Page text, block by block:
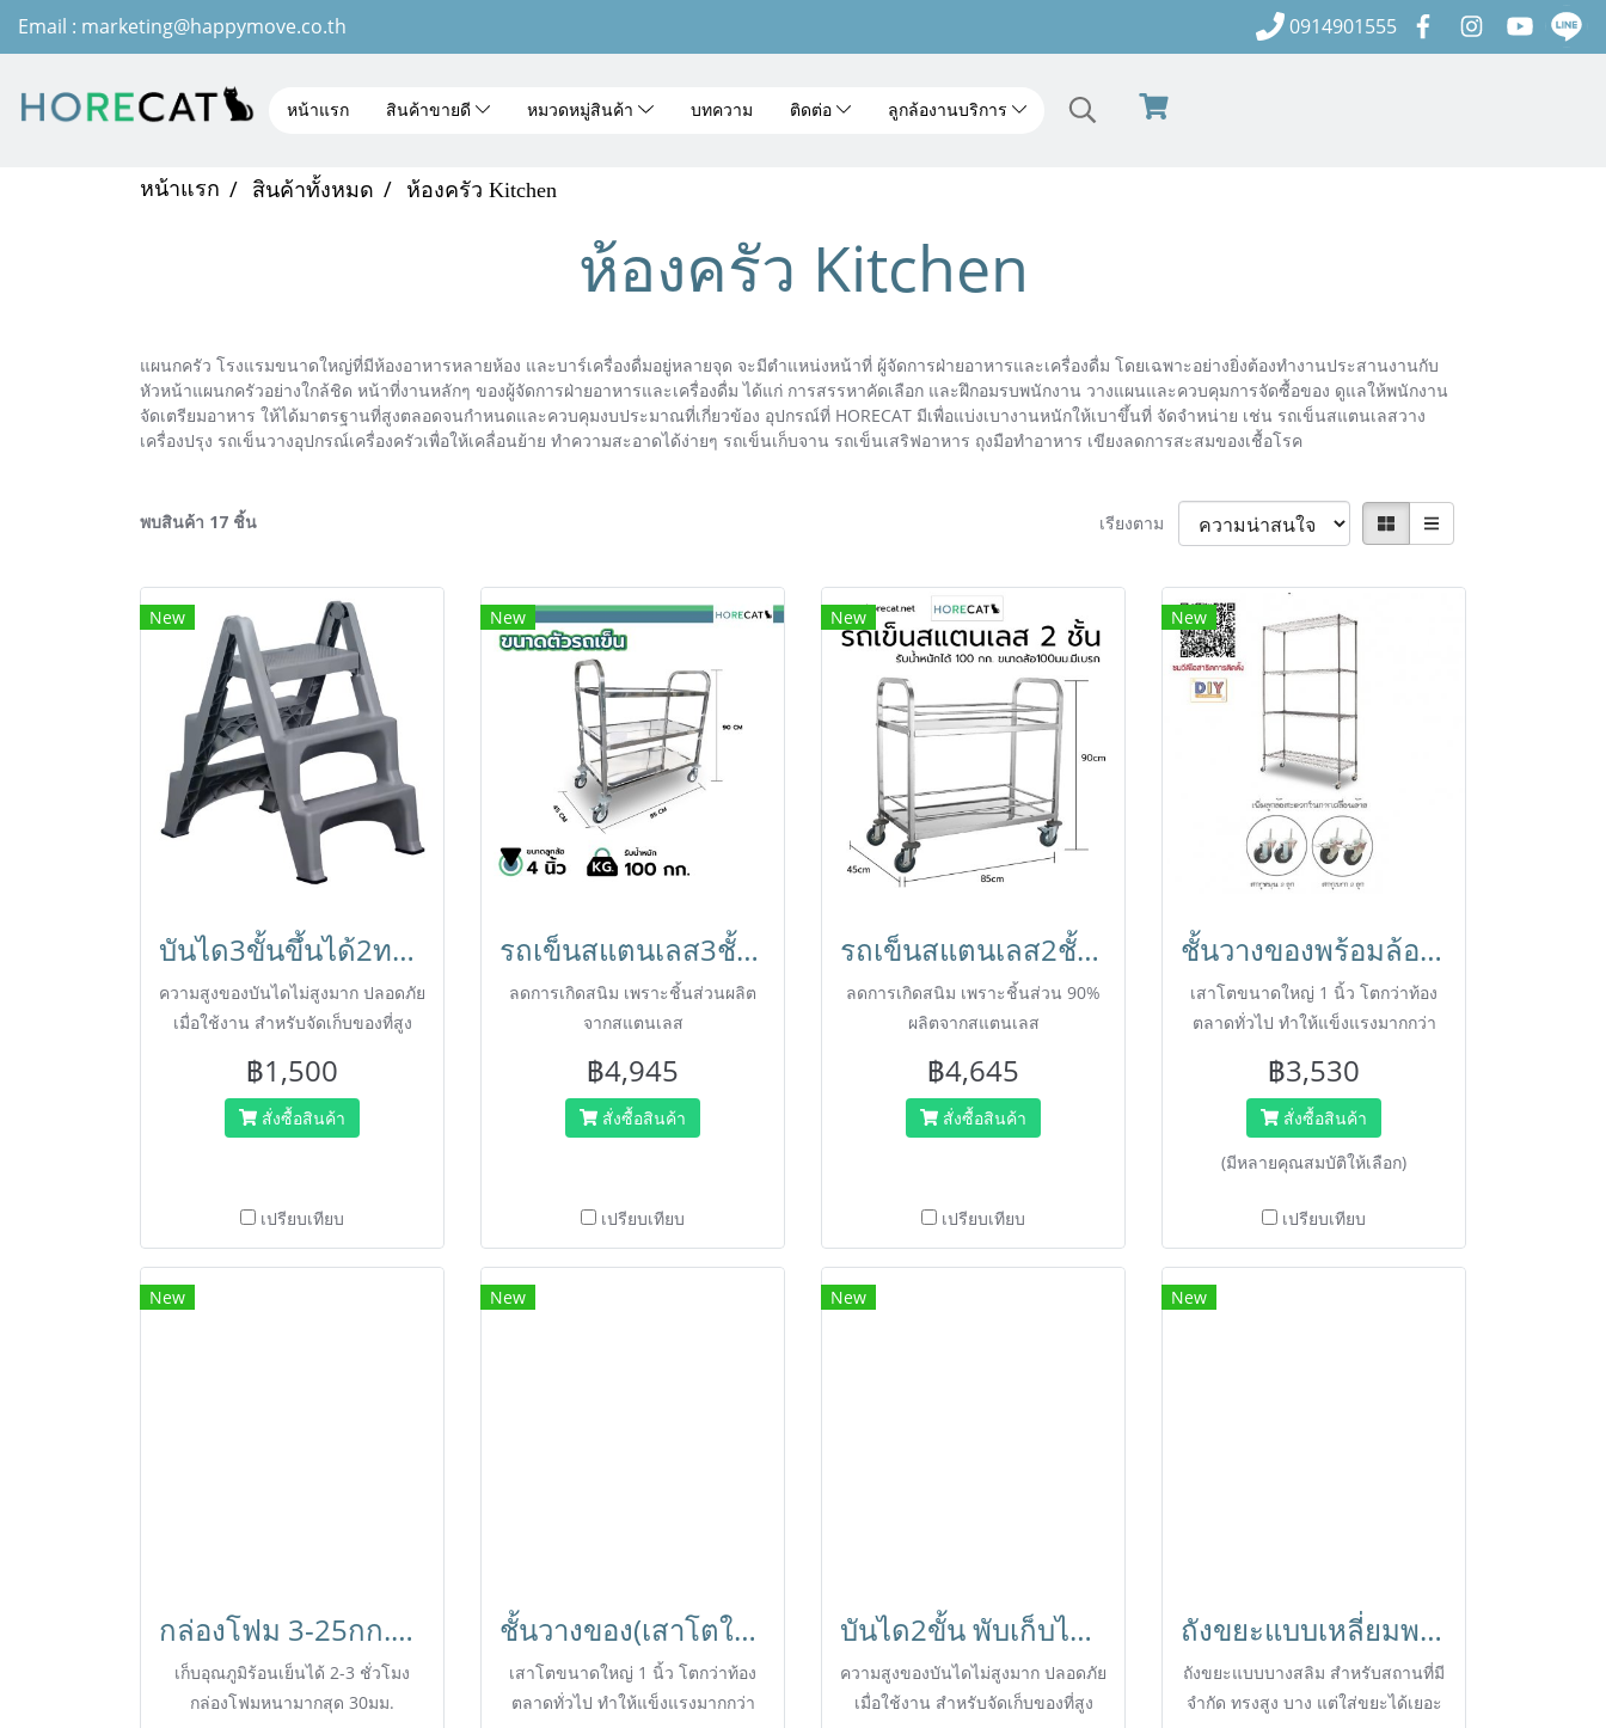
Email : marketing@happymove.co.th 0914901555
หน้าแรก สินค้าขายดี หมวดหมู่สินค้า บทความ ติดต่อ ลูกล้องานบริการ
หน้าแรก สินค้าทั้งหมด ห้องครัว Kitchen
ห้องครัว Kitchen
แผนกครัว โรงแรมขนาดใหญ่ที่มีห้องอาหารหลายห้อง และบาร์เครื่องดื่มอยู่หลายจุด จะมีตำแหน่งหน้าที่ ผู้จัดการฝ่ายอาหารและเครื่องดื่ม โดยเฉพาะอย่างยิ่งต้องทำงานประสานงานกับ
หัวหน้าแผนกครัวอย่างใกล้ชิด หน้าที่งานหลักๆ ของผู้จัดการฝ่ายอาหารและเครื่องดื่ม ได้แก่ การสรรหาคัดเลือก และฝึกอมรบพนักงาน วางแผนและควบคุมการจัดซื้อของ ดูแลให้พนักงาน
จัดเตรียมอาหาร ให้ได้มาตรฐานที่สูงตลอดจนกำหนดและควบคุมงบประมาณที่เกี่ยวข้อง อุปกรณ์ที่ HORECAT มีเพื่อแบ่งเบางานหนักให้เบาขึ้นที่ จัดจำหน่าย เช่น รถเข็นสแตนเลสวาง
เครื่องปรุง รถเข็นวางอุปกรณ์เครื่องครัวเพื่อให้เคลื่อนย้าย ทำความสะอาดได้ง่ายๆ รถเข็นเก็บจาน รถเข็นเสริฟอาหาร ถุงมือทำอาหาร เขียงลดการสะสมของเชื้อโรค
พบสินค้า 17 ชิ้น เรียงตาม
New
บันได3ขั้นขึ้นได้2ทาง มียางกันลื่น ปลอดภัย พับเก็บได้ สำหรับแม่บ้านทำความสะอาด HORECAT
ความสูงของบันไดไม่สูงมาก ปลอดภัย
เมื่อใช้งาน สำหรับจัดเก็บของที่สูง
฿1,500
สั่งซื้อสินค้า
เปรียบเทียบ
New
รถเข็นสแตนเลส3ชั้นขนาดใหญ่ 850x450x900 มม. BX-M143M HORECAT
ลดการเกิดสนิม เพราะชิ้นส่วนผลิต
จากสแตนเลส
฿4,945
สั่งซื้อสินค้า
เปรียบเทียบ
New
รถเข็นสแตนเลส2ชั้นขนาดใหญ่ 850x450x900 มม.มีที่กั้นกันของหล่น BX-M145M HORECAT
ลดการเกิดสนิม เพราะชิ้นส่วน 90%
ผลิตจากสแตนเลส
฿4,645
สั่งซื้อสินค้า
เปรียบเทียบ
New
ชั้นวางของพร้อมล้อ (เสาโตใหญ่1นิ้ว) ชั้นอเนกประสงค์ชุบโครเมี่ยม ชั้นวาง4ชั้น ถอดประกอบได้ Shelf ตรา Happy Move
เสาโตขนาดใหญ่ 1 นิ้ว โตกว่าท้อง
ตลาดทั่วไป ทำให้แข็งแรงมากกว่า
ประกอบได้โดยไม่ต้องใช้เครื่องมือ
สำหรับใช้ในบ้าน ,ขาย
สินค้า,ธุรกิจ,คลังสินค้า
฿3,530
สั่งซื้อสินค้า
(มีหลายคุณสมบัติให้เลือก)
เปรียบเทียบ
New
กล่องโฟม 3-25กก.มีฝาปิด กล่องเก็บอาหาร ลังโฟม กล่องเก็บความเย็น กล่องโฟมเก็บความเย็น กล่องลังโฟม สินค้าใหม่(มือ1)
เก็บอุณภูมิร้อนเย็นได้ 2-3 ชั่วโมง
กล่องโฟมหนามากสุด 30มม.
New
ชั้นวางของ(เสาโตใหญ่1นิ้ว) ชั้นอเนกประสงค์ชุบโครเมี่ยม ชั้นวาง4ชั้น ถอดประกอบได้ Shelf ตรา Happy Move
เสาโตขนาดใหญ่ 1 นิ้ว โตกว่าท้อง
ตลาดทั่วไป ทำให้แข็งแรงมากกว่า
New
บันได2ขั้น พับเก็บได้ สำหรับแม่บ้านทำความสะอาด HORECAT 56060
ความสูงของบันไดไม่สูงมาก ปลอดภัย
เมื่อใช้งาน สำหรับจัดเก็บของที่สูง
New
ถังขยะแบบเหลี่ยมพร้อมล้อ ขนาด80ลิตร ถังขยะแบบบางสลิม สำหรับสถานที่มีจำกัด ทรงสูง บาง แต่ใส่ขยะได้เยอะ ดึงถุงขยะดำออกได้ง่าย ตรา HORECAT 56480
ถังขยะแบบบางสลิม สำหรับสถานที่มี
จำกัด ทรงสูง บาง แต่ใส่ขยะได้เยอะ